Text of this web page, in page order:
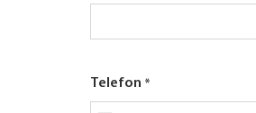
Telefon